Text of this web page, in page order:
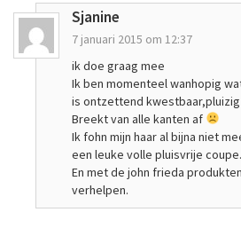
Sjanine
7 januari 2015 om 12:37
ik doe graag mee
Ik ben momenteel wanhopig
is ontzettend
Breekt van alle kanten af
Ik fohn mijn haar al bijna niet
een leuke volle pluisvrije coupe.
En met de john frieda
verhelpen.